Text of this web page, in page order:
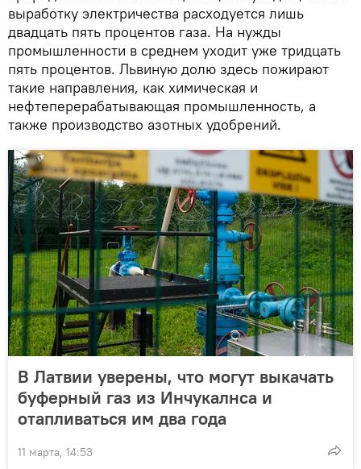
выработку электричества расходуется лишь
двадцать пять процентов газа. На нужды
промышленности в среднем уходит уже тридцать
пять процентов. Львиную долю здесь пожирают
такие направления, как химическая и
нефтеперерабатывающая промышленность, а
также производство азотных удобрений.
В Латвии уверены, что могут выкачать
буферный газ из Инчукалнса и
отапливаться им два года
11 марта, 14:53